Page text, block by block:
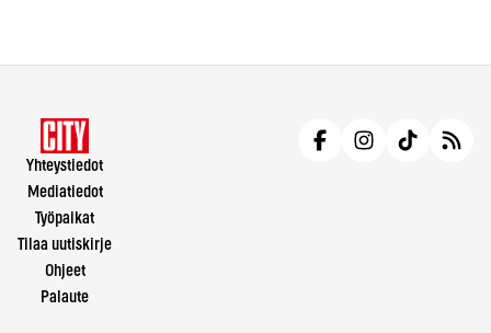
Yhteystiedot
Mediatiedot
Työpaikat
Tilaa uutiskirje
Ohjeet
Palaute